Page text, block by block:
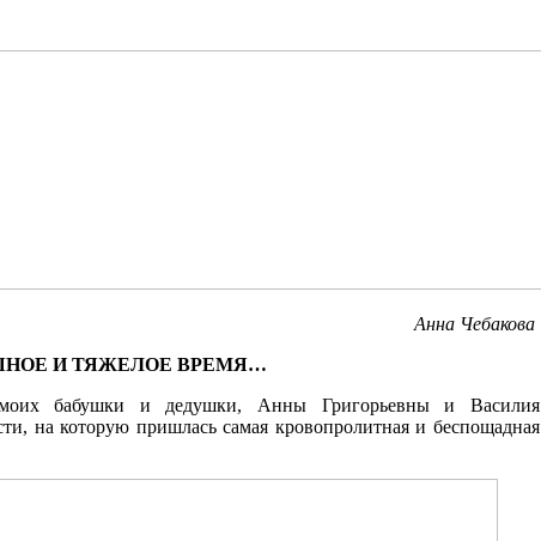
Анна Чебакова
И ТЯЖЕЛОЕ ВРЕМЯ…
бабушки и дедушки, Анны Григорьевны и Василия
на которую пришлась самая кровопролитная и беспощадная